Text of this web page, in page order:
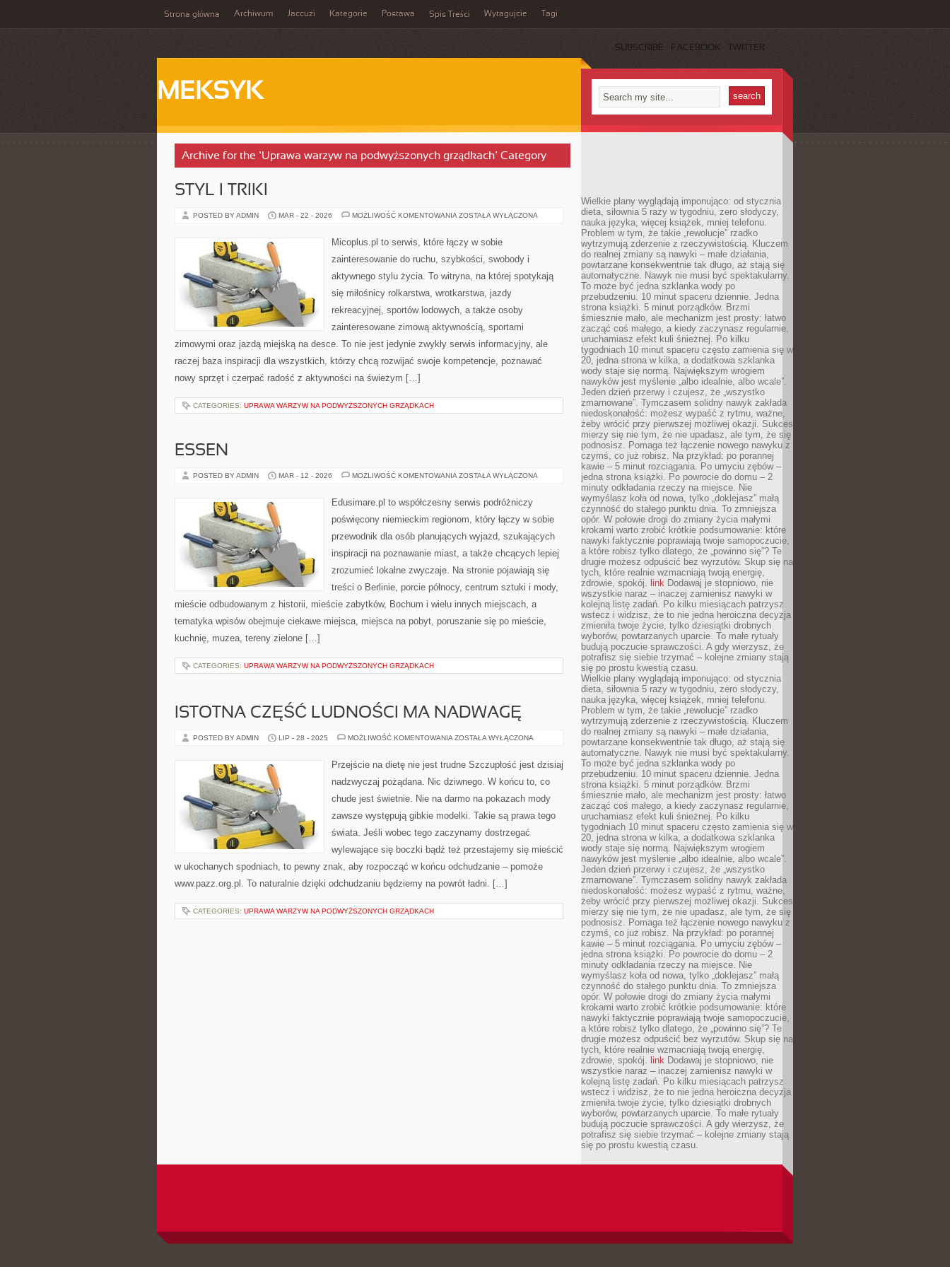
Strona główna Archiwum Jaccuzi Kategorie Postawa Spis Treści Wytagujcie Tagi
SUBSCRIBE FACEBOOK TWITTER
MEKSYK
Archive for the ‘Uprawa warzyw na podwyższonych grządkach’ Category
STYL I TRIKI
POSTED BY ADMIN MAR - 22 - 2026 MOŻLIWOŚĆ KOMENTOWANIA STYL
ZOSTAŁA WYŁĄCZONA
Micoplus.pl to serwis, które łączy w sobie
zainteresowanie do ruchu, szybkości, swobody i
aktywnego stylu życia. To witryna, na której spotykają
się miłośnicy rolkarstwa, wrotkarstwa, jazdy
rekreacyjnej, sportów lodowych, a także osoby
zainteresowane zimową aktywnością, sportami
zimowymi oraz jazdą miejską na desce. To nie jest jedynie zwykły serwis informacyjny, ale
raczej baza inspiracji dla wszystkich, którzy chcą rozwijać swoje kompetencje, poznawać
nowy sprzęt i czerpać radość z aktywności na świeżym […]
CATEGORIES: UPRAWA WARZYW NA PODWYŻSZONYCH GRZĄDKACH
ESSEN
POSTED BY ADMIN MAR - 12 - 2026 MOŻLIWOŚĆ KOMENTOWANIA ESSEN
ZOSTAŁA WYŁĄCZONA
Edusimare.pl to współczesny serwis podróżniczy
poświęcony niemieckim regionom, który łączy w sobie
przewodnik dla osób planujących wyjazd, szukających
inspiracji na poznawanie miast, a także chcących lepiej
zrozumieć lokalne zwyczaje. Na stronie pojawiają się
treści o Berlinie, porcie północy, centrum sztuki i mody,
mieście odbudowanym z historii, mieście zabytków, Bochum i wielu innych miejscach, a
tematyka wpisów obejmuje ciekawe miejsca, miejsca na pobyt, poruszanie się po mieście,
kuchnię, muzea, tereny zielone […]
CATEGORIES: UPRAWA WARZYW NA PODWYŻSZONYCH GRZĄDKACH
ISTOTNA CZĘŚĆ LUDNOŚCI MA NADWAGĘ
POSTED BY ADMIN LIP - 28 - 2025 MOŻLIWOŚĆ KOMENTOWANIA ISTOTNA
MA
NADWAGĘ
ZOSTAŁA WYŁĄCZONA
Przejście na dietę nie jest trudne Szczupłość jest dzisiaj
nadzwyczaj pożądana. Nic dziwnego. W końcu to, co
chude jest świetnie. Nie na darmo na pokazach mody
zawsze występują gibkie modelki. Takie są prawa tego
świata. Jeśli wobec tego zaczynamy dostrzegać
wylewające się boczki bądź też przestajemy się mieścić
w ukochanych spodniach, to pewny znak, aby rozpocząć w końcu odchudzanie – pomoże
www.pazz.org.pl. To naturalnie dzięki odchudzaniu będziemy na powrót ładni. […]
CATEGORIES: UPRAWA WARZYW NA PODWYŻSZONYCH GRZĄDKACH
Wielkie plany wyglądają imponująco: od stycznia
dieta, siłownia 5 razy w tygodniu, zero słodyczy,
nauka języka, więcej książek, mniej telefonu.
Problem w tym, że takie „rewolucje” rzadko
wytrzymują zderzenie z rzeczywistością. Kluczem
do realnej zmiany są nawyki – małe działania,
powtarzane konsekwentnie tak długo, aż stają się
automatyczne. Nawyk nie musi być spektakularny.
To może być jedna szklanka wody po
przebudzeniu. 10 minut spaceru dziennie. Jedna
strona książki. 5 minut porządków. Brzmi
śmiesznie mało, ale mechanizm jest prosty: łatwo
zacząć coś małego, a kiedy zaczynasz regularnie,
uruchamiasz efekt kuli śnieżnej. Po kilku
tygodniach 10 minut spaceru często zamienia się w
20, jedna strona w kilka, a dodatkowa szklanka
wody staje się normą. Największym wrogiem
nawyków jest myślenie „albo idealnie, albo wcale”.
Jeden dzień przerwy i czujesz, że „wszystko
zmarnowane”. Tymczasem solidny nawyk zakłada
niedoskonałość: możesz wypaść z rytmu, ważne,
żeby wrócić przy pierwszej możliwej okazji. Sukces
mierzy się nie tym, że nie upadasz, ale tym, że się
podnosisz. Pomaga też łączenie nowego nawyku z
czymś, co już robisz. Na przykład: po porannej
kawie – 5 minut rozciągania. Po umyciu zębów –
jedna strona książki. Po powrocie do domu – 2
minuty odkładania rzeczy na miejsce. Nie
wymyślasz koła od nowa, tylko „doklejasz” małą
czynność do stałego punktu dnia. To zmniejsza
opór. W połowie drogi do zmiany życia małymi
krokami warto zrobić krótkie podsumowanie: które
nawyki faktycznie poprawiają twoje samopoczucie,
a które robisz tylko dlatego, że „powinno się”? Te
drugie możesz odpuścić bez wyrzutów. Skup się na
tych, które realnie wzmacniają twoją energię,
zdrowie, spokój. link Dodawaj je stopniowo, nie
wszystkie naraz – inaczej zamienisz nawyki w
kolejną listę zadań. Po kilku miesiącach patrzysz
wstecz i widzisz, że to nie jedna heroiczna decyzja
zmieniła twoje życie, tylko dziesiątki drobnych
wyborów, powtarzanych uparcie. To małe rytuały
budują poczucie sprawczości. A gdy wierzysz, że
potrafisz się siebie trzymać – kolejne zmiany stają
się po prostu kwestią czasu.
Wielkie plany wyglądają imponująco: od stycznia
dieta, siłownia 5 razy w tygodniu, zero słodyczy,
nauka języka, więcej książek, mniej telefonu.
Problem w tym, że takie „rewolucje” rzadko
wytrzymują zderzenie z rzeczywistością. Kluczem
do realnej zmiany są nawyki – małe działania,
powtarzane konsekwentnie tak długo, aż stają się
automatyczne. Nawyk nie musi być spektakularny.
To może być jedna szklanka wody po
przebudzeniu. 10 minut spaceru dziennie. Jedna
strona książki. 5 minut porządków. Brzmi
śmiesznie mało, ale mechanizm jest prosty: łatwo
zacząć coś małego, a kiedy zaczynasz regularnie,
uruchamiasz efekt kuli śnieżnej. Po kilku
tygodniach 10 minut spaceru często zamienia się w
20, jedna strona w kilka, a dodatkowa szklanka
wody staje się normą. Największym wrogiem
nawyków jest myślenie „albo idealnie, albo wcale”.
Jeden dzień przerwy i czujesz, że „wszystko
zmarnowane”. Tymczasem solidny nawyk zakłada
niedoskonałość: możesz wypaść z rytmu, ważne,
żeby wrócić przy pierwszej możliwej okazji. Sukces
mierzy się nie tym, że nie upadasz, ale tym, że się
podnosisz. Pomaga też łączenie nowego nawyku z
czymś, co już robisz. Na przykład: po porannej
kawie – 5 minut rozciągania. Po umyciu zębów –
jedna strona książki. Po powrocie do domu – 2
minuty odkładania rzeczy na miejsce. Nie
wymyślasz koła od nowa, tylko „doklejasz” małą
czynność do stałego punktu dnia. To zmniejsza
opór. W połowie drogi do zmiany życia małymi
krokami warto zrobić krótkie podsumowanie: które
nawyki faktycznie poprawiają twoje samopoczucie,
a które robisz tylko dlatego, że „powinno się”? Te
drugie możesz odpuścić bez wyrzutów. Skup się na
tych, które realnie wzmacniają twoją energię,
zdrowie, spokój. link Dodawaj je stopniowo, nie
wszystkie naraz – inaczej zamienisz nawyki w
kolejną listę zadań. Po kilku miesiącach patrzysz
wstecz i widzisz, że to nie jedna heroiczna decyzja
zmieniła twoje życie, tylko dziesiątki drobnych
wyborów, powtarzanych uparcie. To małe rytuały
budują poczucie sprawczości. A gdy wierzysz, że
potrafisz się siebie trzymać – kolejne zmiany stają
się po prostu kwestią czasu.